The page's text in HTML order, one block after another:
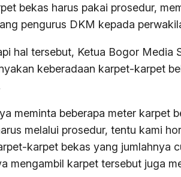
bekas harus pakai prosedur,
pengurus DKM kepada
hal tersebut, Ketua Bogor Media
keberadaan karpet-karpet
meminta beberapa meter karpet
melalui prosedur, tentu kami
karpet bekas yang jumlahnya
mengambil karpet tersebut juga